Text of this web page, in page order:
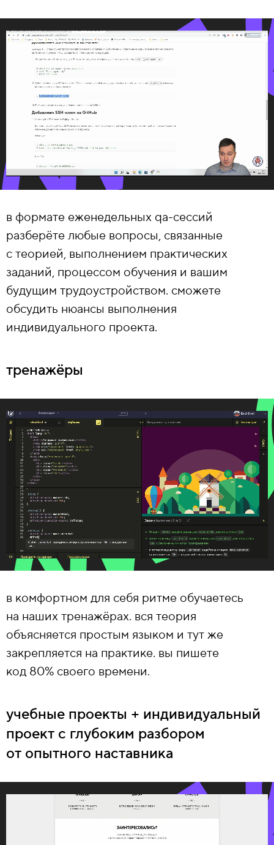
в формате еженедельных qa-сессий
разберёте любые вопросы, связанные
с теорией, выполнением практических
заданий, процессом обучения и вашим
будущим трудоустройством. сможете
обсудить нюансы выполнения
индивидуального проекта.
тренажёры
в комфортном для себя ритме обучаетесь
на наших тренажёрах. вся теория
объясняется простым языком и тут же
закрепляется на практике. вы пишете
код 80% своего времени.
учебные проекты + индивидуальный
проект с глубоким разбором
от опытного наставника